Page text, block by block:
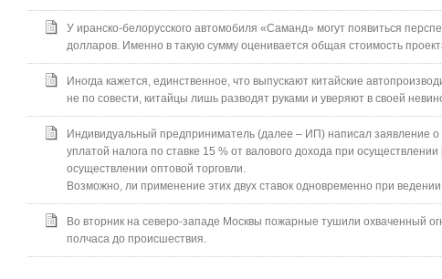
У иранско-белорусского автомобиля «Саманд» могут появиться
долларов. Именно в такую сумму оценивается общая стоимость
Иногда кажется, единственное, что выпускают китайские
не по совести, китайцы лишь разводят руками и уверяют в своей
Индивидуальный предприниматель (далее – ИП) написал заявление
уплатой налога по ставке 15 % от валового дохода при
осуществлении оптовой торговли.
Возможно, ли применение этих двух ставок одновременно при
Во вторник на северо-западе Москвы пожарные тушили охваченный
полчаса до происшествия.